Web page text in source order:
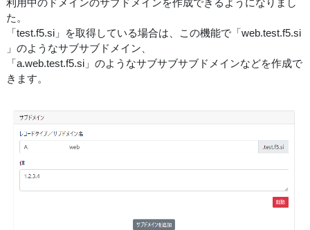
利用中のドメインのサブドメインを作成できるようになりまし
た。
「test.f5.si」を取得している場合は、この機能で「web.test.f5.si
」のようなサブサブドメイン、
「a.web.test.f5.si」のようなサブサブサブドメインなどを作成で
きます。